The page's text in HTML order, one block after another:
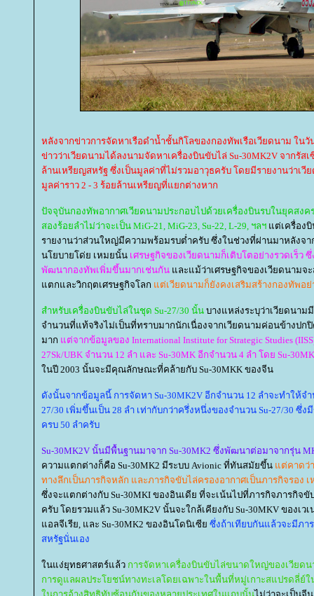
หลังจากข่าวการจัดหาเรือดำน้ำชั้นกิโลของกองทัพเรือเวียดนาม ใน
ข่าวว่าเวียดนามได้ลงนามจัดหาเครื่องบินขับไล่ Su-30MK2V จากรัส
ล้านเหรียญสหรัฐ ซึ่งเป็นมูลค่าที่ไม่รวมอาวุธครับ โดยมีรายงานว่าเ
มูลค่าราว 2 - 3 ร้อยล้านเหรียญที่แยกต่างหาก
ปัจจุบันกองทัพอากาศเวียดนามประกอบไปด้วยเครื่องบินรบในยุคสง
สองร้อยลำไม่ว่าจะเป็น MiG-21, MiG-23, Su-22, L-29, ฯลฯ ต่เครื่องบิ
รายงานว่าส่วนใหญ่มีความพร้อมรบต่ำครับ ซึ่งในช่วงที่ผ่านมาหลังจา
นโยบายโด่ย เหมยนั้น เศรษฐกิจของเวียดนามก็เติบโตอย่างรวดเร็ว
พัฒนากองทัพเพิ่มขึ้นมากเช่นกัน ละแม้ว่าเศรษฐกิจของเวียดนามจ
ตกและวิกฤตเศรษฐกิจโลก ต่เวียดนามก็ยังคงเสริมสร้างกองทัพอย่
สำหรับเครื่องบินขับไล่ในชุด Su-27/30 นั้น บางแหล่งระบุว่าเวียดนาม
จำนวนที่แท้จริงไม่เป็นที่ทราบมากนักเนื่องจากเวียดนามค่อนข้างปก
มาก ต่จากข้อมูลของ International Institute for Strategic Studies
27Sk/UBK จำนวน 12 ลำ และ Su-30MK อีกจำนวน 4 ลำ โดย Su-30MK
นปี 2003 นั้นจะมีคุณลักษณะที่คล้ายกับ Su-30MKK ของจีน
ดังนั้นจากข้อมูลนี้ การจัดหา Su-30MK2V อีกจำนวน 12 ลำจะทำให้จ
27/30 เพิ่มขึ้นเป็น 28 ลำ เท่ากับกว่าครึ่งหนึ่งของจำนวน Su-27/30 ซึ่
ครบ 50 ลำครับ
Su-30MK2V นั้นมีพื้นฐานมาจาก Su-30MK2 ซึ่งพัฒนาต่อมาจากรุ่น
ความแตกต่างก็คือ Su-30MK2 มีระบบ Avionic ที่ทันสมัยขึ้น ต่คาดว่า
ทางลึกเป็นภารกิจหลัก และภารกิจขับไล่ครองอากาศเป็นภารกิจรอง
ซึ่งจะแตกต่างกับ Su-30MKI ของอินเดีย ที่จะเน้นไปที่ภารกิจภารกิจ
ครับ โดยรวมแล้ว Su-30MK2V นั้นจะใกล้เคียงกับ Su-30MKV ของเวเ
อลจีเรีย, และ Su-30MK2 ของอินโดนิเซี ซึ่งถ้าเทียบกันแล้วจะมีภา
สหรัฐนั่นเอง
นแง่ยุทธศาสตร์แล้ว การจัดหาเครื่องบินขับไล่ขนาดใหญ่ของเวียด
การดูแลผลประโยชน์ทางทะเลโดยเฉพาะในพื้นที่หมู่เกาะสแปรดลี่ย์